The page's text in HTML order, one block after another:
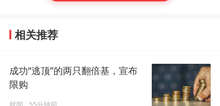
相关推荐
成功“逃顶”的两只翻倍基，宣布
限购